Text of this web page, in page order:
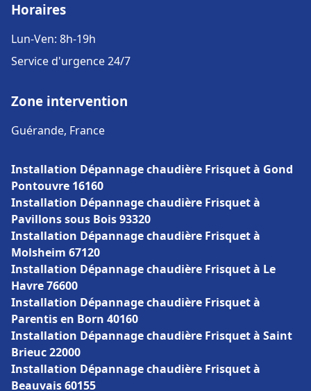
Horaires
Lun-Ven: 8h-19h
Service d'urgence 24/7
Zone intervention
Guérande, France
Installation Dépannage chaudière Frisquet à Gond
Pontouvre 16160
Installation Dépannage chaudière Frisquet à
Pavillons sous Bois 93320
Installation Dépannage chaudière Frisquet à
Molsheim 67120
Installation Dépannage chaudière Frisquet à Le
Havre 76600
Installation Dépannage chaudière Frisquet à
Parentis en Born 40160
Installation Dépannage chaudière Frisquet à Saint
Brieuc 22000
Installation Dépannage chaudière Frisquet à
Beauvais 60155